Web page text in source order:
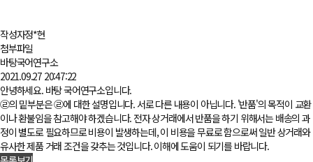
작성자정*현
첨부파일
바탕국어연구소
2021.09.27 20:47:22
안녕하세요. 바탕 국어연구소입니다.
㉣의 밑부분은 ㉣에 대한 설명입니다. 서로 다른 내용이 아닙니다. '반품'의 목적이 교환
이나 환불임을 참고해야 하겠습니다. 전자 상거래에서 반품을 하기 위해서는 배송의 과
정이 별도로 필요하므로 비용이 발생하는데, 이 비용을 무료로 함으로써 일반 상거래와
유사한 제품 거래 조건을 갖추는 것입니다. 이해에 도움이 되기를 바랍니다.